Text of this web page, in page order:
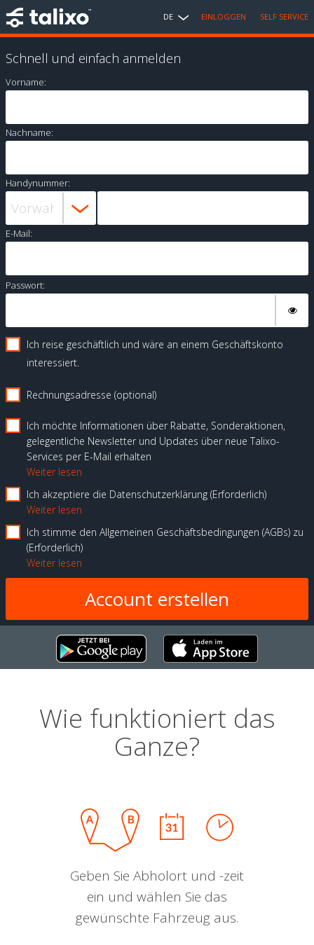
DE EINLOGGEN SELF SERVICE
Schnell und einfach anmelden
Vorname:
Nachname:
Handynummer:
E-Mail:
Passwort:
Ich reise geschäftlich und wäre an einem Geschäftskonto
interessiert.
Rechnungsadresse (optional)
Ich möchte Informationen über Rabatte, Sonderaktionen,
gelegentliche Newsletter und Updates über neue Talixo-
Services per E-Mail erhalten
Weiter lesen
Ich akzeptiere die Datenschutzerklärung Erforderlich
Weiter lesen
Ich stimme den Allgemeinen Geschäftsbedingungen (AGBs) zu
Erforderlich
Weiter lesen
Wie funktioniert das
Ganze?
Geben Sie Abholort und -zeit
ein und wählen Sie das
gewünschte Fahrzeug aus.